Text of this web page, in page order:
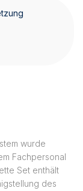
wurde
Fachpersonal
Set enthält
des